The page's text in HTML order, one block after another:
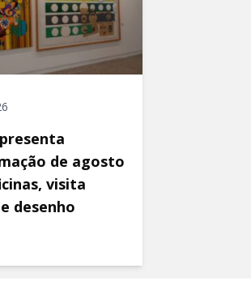
de agosto
visita
desenho